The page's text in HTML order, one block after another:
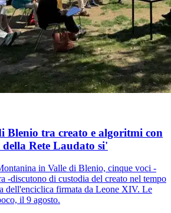
Blenio tra creato e algoritmi con
Rete Laudato si'
in Valle di Blenio, cinque voci -
-discutono di custodia del creato nel tempo
dell'enciclica firmata da Leone XIV. Le
il 9 agosto.